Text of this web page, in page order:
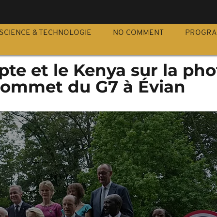
SCIENCE & TECHNOLOGIE NO COMMENT
et le Kenya sur la
du G7 à Évian